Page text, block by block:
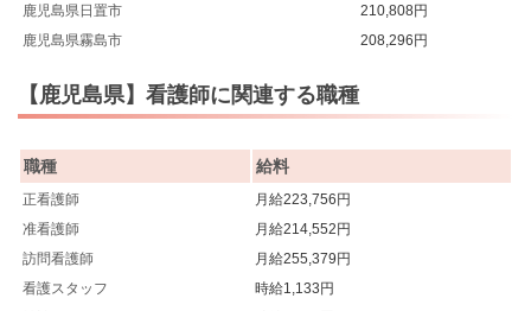
鹿児島県日置市
210,808円
鹿児島県霧島市
208,296円
【鹿児島県】看護師に関連する職種
職種 給料
正看護師
月給223,756円
准看護師
月給214,552円
訪問看護師
月給255,379円
看護スタッフ
時給1,133円